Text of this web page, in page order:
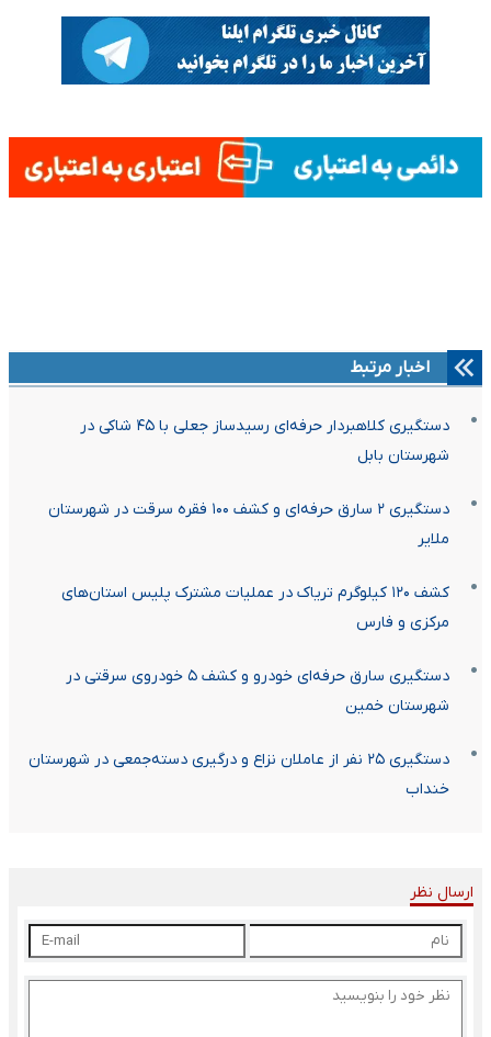
اخبار مرتبط
دستگیری کلاهبردار حرفه‌ای رسیدساز جعلی با ۴۵ شاکی در
شهرستان بابل
دستگیری ۲ سارق حرفه‌ای و کشف ۱۰۰ فقره سرقت در شهرستان
ملایر
کشف ۱۲۰ کیلوگرم تریاک در عملیات مشترک پلیس استان‌های
مرکزی و فارس
دستگیری سارق حرفه‌ای خودرو و کشف ۵ خودروی سرقتی در
شهرستان خمین
دستگیری ۲۵ نفر از عاملان نزاع و درگیری دسته‌جمعی در شهرستان
خنداب
ارسال نظر